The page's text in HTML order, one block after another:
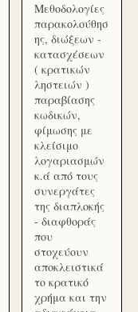
Μεθοδολογίες
παρακολούθησ
ης, διώξεων -
κατασχέσεων
( κρατικών
ληστειών )
παραβίασης
κωδικών,
φίμωσης με
κλείσιμο
λογαριασμών
κ.ά από τους
συνεργάτες
της διαπλοκής
- διαφθοράς
που
στοχεύουν
αποκλειστικά
το κρατικό
χρήμα και την